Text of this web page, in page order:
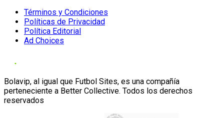
Términos y Condiciones
Políticas de Privacidad
Política Editorial
Ad Choices
Bolavip, al igual que Futbol Sites, es una compañía
perteneciente a Better Collective. Todos los derechos
reservados